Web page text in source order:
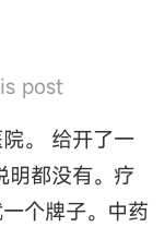
post
。 给开了一
明都没有。疗
个牌子。中药